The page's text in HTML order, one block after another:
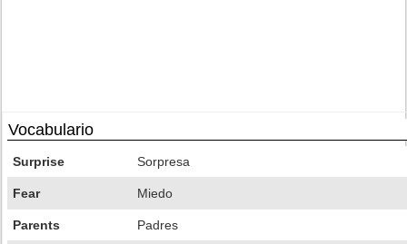
Vocabulario
Surprise Sorpresa
Fear Miedo
Parents Padres